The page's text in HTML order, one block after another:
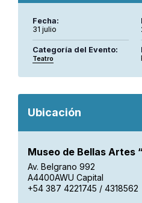
Fecha:
31 julio
Categoría del Evento:
Teatro
Ubicación
Museo de Bellas Artes
Av. Belgrano 992
A4400AWU Capital
+54 387 4221745 / 4318562